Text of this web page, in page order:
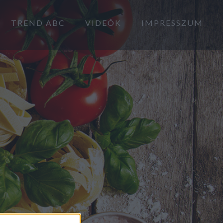
TREND ABC VIDEÓK IMPRESSZUM